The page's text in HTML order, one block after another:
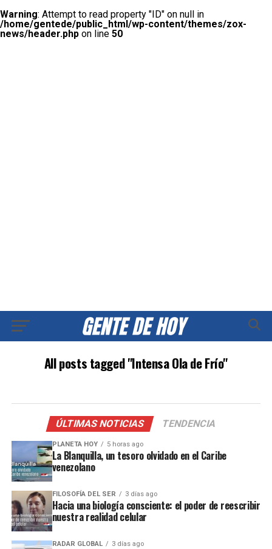
Warning: Attempt to read property "ID" on null in
/home/gentede/public_html/wp-content/themes/zox-
news/header.php on line 50
All posts tagged "Intensa Ola de Frío"
ÚLTIMAS NOTICIAS TENDENCIA
PLANETA HOY 5 horas ago
La Blanquilla, un tesoro olvidado en el Caribe
venezolano
FILOSOFÍA DEL SER 3 días ago
Hacia una biología consciente: el poder de reescribir
nuestra realidad celular
RADAR GLOBAL 3 días ago